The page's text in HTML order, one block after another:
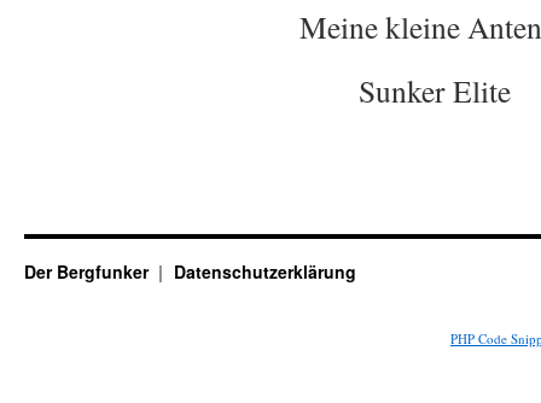
Meine kleine
Sunker Elite
Der Bergfunker Datenschutzerklärung
PHP Code